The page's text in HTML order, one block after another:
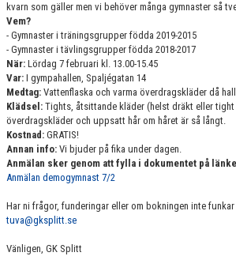
FUNKTIONÄRER
FRITIDSKORTET
kvarn som gäller men vi behöver många gymnaster så
Vem?
- Gymnaster i träningsgrupper födda 2019-2015
- Gymnaster i tävlingsgrupper födda 2018-2017
När: Lördag 7 februari kl. 13.00-15.45
Var: I gympahallen, Spaljégatan 14
Medtag: Vattenflaska och varma överdragskläder då
Klädsel: Tights, åtsittande kläder (helst dräkt eller
överdragskläder och uppsatt hår om håret är så långt.
Kostnad: GRATIS!
Annan info: Vi bjuder på fika under dagen.
Anmälan sker genom att fylla i dokumentet på
Anmälan demogymnast 7/2
Har ni frågor, funderingar eller om bokningen inte funkar
tuva@gksplitt.se
Vänligen, GK Splitt